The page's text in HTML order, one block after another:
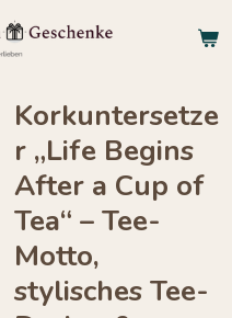
Korkuntersetze
r „Life Begins
After a Cup of
Tea“ – Tee-
Motto,
stylisches Tee-